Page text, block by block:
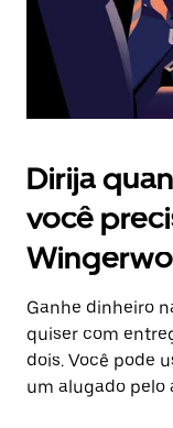
Dirija
você
Ganhe dinheiro
quiser com
dois. Você pode
um alugado pelo